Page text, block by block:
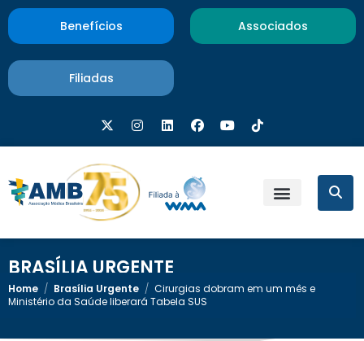
Benefícios Associados
Filiadas
BRASÍLIA URGENTE
Home / Brasília Urgente / Cirurgias dobram em um mês e
Ministério da Saúde liberará Tabela SUS